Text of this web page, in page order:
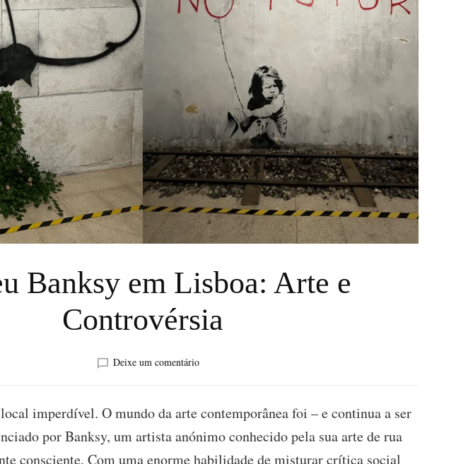
Banksy em Lisboa: Arte e
Controvérsia
Deixe um comentáriosobre
Lisboa:
Arte
imperdível. O mundo da arte contemporânea foi – e continua a ser
por Banksy, um artista anónimo conhecido pela sua arte de rua
consciente. Com uma enorme habilidade de misturar crítica social